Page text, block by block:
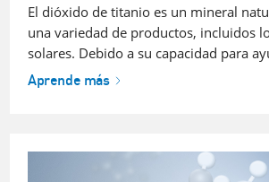
El dióxido de titanio es un mineral
una variedad de productos, incluidos
solares. Debido a su capacidad para
Aprende más